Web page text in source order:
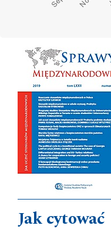
Cover image
Jak cytować